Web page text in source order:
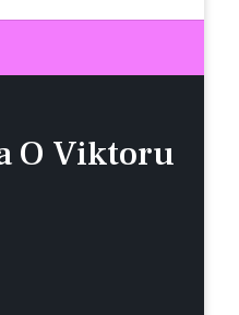
O Viktoru